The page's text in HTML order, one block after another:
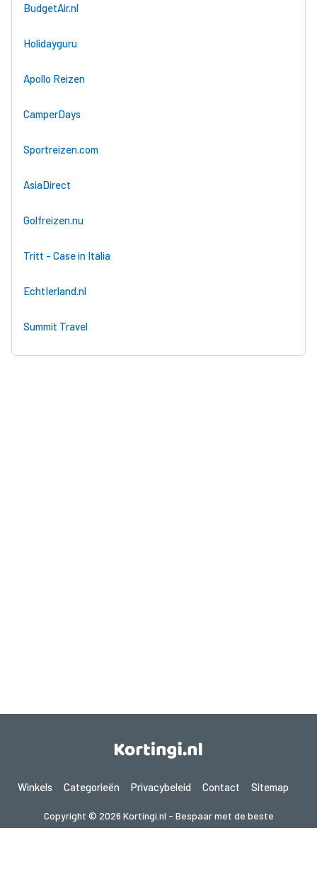
BudgetAir.nl
Holidayguru
Apollo Reizen
CamperDays
Sportreizen.com
AsiaDirect
Golfreizen.nu
Tritt - Case in Italia
EchtIerland.nl
Summit Travel
Winkels Categorieën Privacybeleid Contact Sitemap
Copyright © 2026 Kortingi.nl - Bespaar met de beste
kortingscodes 2026. Alle rechten voorbehouden.